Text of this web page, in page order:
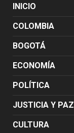
INICIO
COLOMBIA
BOGOTÁ
ECONOMÍA
POLÍTICA
JUSTICIA Y PAZ
CULTURA